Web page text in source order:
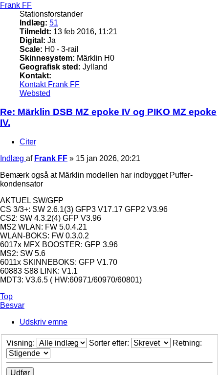
Frank FF
Stationsforstander
Indlæg: 51
Tilmeldt: 13 feb 2016, 11:21
Digital: Ja
Scale: H0 - 3-rail
Skinnesystem: Märklin H0
Geografisk sted: Jylland
Kontakt:
Kontakt Frank FF
Websted
Re: Märklin DSB MZ epoke IV og PIKO MZ epoke
IV.
Citer
Indlæg af Frank FF » 15 jan 2026, 20:21
Bemærk også at Märklin modellen har indbygget Puffer-
kondensator
AKTUEL SW/GFP
CS 3/3+: SW 2.6.1(3) GFP3 V17.17 GFP2 V3.96
CS2: SW 4.3.2(4) GFP V3.96
MS2 WLAN: FW 5.0.4.21
WLAN-BOKS: FW 0.3.0.2
6017x MFX BOOSTER: GFP 3.96
MS2: SW 5.6
6011x SKINNEBOKS: GFP V1.70
60883 S88 LINK: V1.1
MDT3: V3.6.5 ( HW:60971/60970/60801)
Top
Besvar
Udskriv emne
Visning: Sorter efter: Retning: